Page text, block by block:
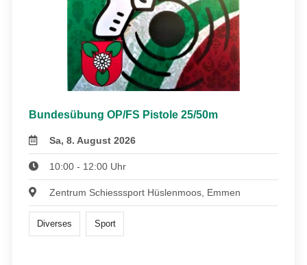
Bundesübung OP/FS Pistole 25/50m
Sa, 8. August 2026
10:00 - 12:00 Uhr
Zentrum Schiesssport Hüslenmoos, Emmen
Diverses Sport